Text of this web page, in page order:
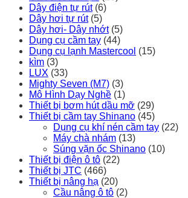
Dây điện tự rút (6)
Dây hơi tự rút (5)
Dây hơi- Dây nhớt (5)
Dụng cụ cầm tay (44)
Dụng cụ lạnh Mastercool (15)
kìm (3)
LUX (33)
Mighty Seven (M7) (3)
Mô Hình Dạy Nghề (1)
Thiết bị bơm hút dầu mỡ (29)
Thiết bị cầm tay Shinano (45)
Dụng cụ khí nén cầm tay (22)
Máy chà nhám (13)
Súng vặn ốc Shinano (10)
Thiết bị điện ô tô (22)
Thiết bị JTC (466)
Thiết bị nâng hạ (20)
Cầu nâng ô tô (2)